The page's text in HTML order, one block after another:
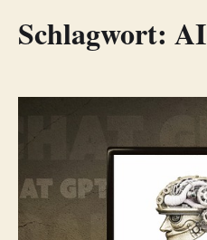
Schlagwort: AI